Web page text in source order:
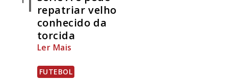
repatriar velho
conhecido da
torcida
Ler Mais
FUTEBOL